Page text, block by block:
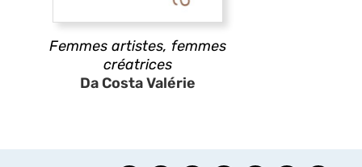
Femmes artistes, femmes
créatrices
Da Costa Valérie